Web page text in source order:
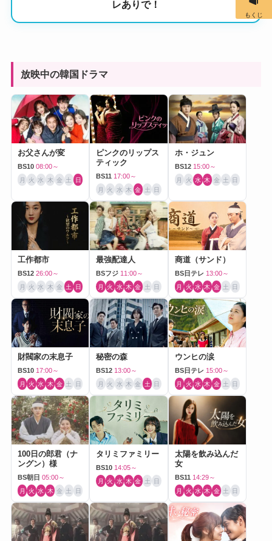
レありで！
放映中の韓国ドラマ
お父さんが変
BS10 08:00～
月 火 水 木 金 土 日
ピンクのリップス
ティック
BS11 17:00～
月 火 水 木 金 土 日
ホ・ジュン
BS12 15:00～
月 火 水 木 金 土 日
工作都市
BS12 26:00～
月 火 水 木 金 土 日
最強配達人
BSフジ 11:00～
月 火 水 木 金 土 日
商道（サンド）
BS日テレ 13:00～
月 火 水 木 金 土 日
財閥家の末息子
BS10 17:00～
月 火 水 木 金 土 日
秘密の森
BS12 13:00～
月 火 水 木 金 土 日
ウンヒの涙
BS日テレ 15:00～
月 火 水 木 金 土 日
100日の郎君（ナ
ングン）様
BS朝日 05:00～
月 火 水 木 金 土 日
タリミファミリー
BS10 14:05～
月 火 水 木 金 土 日
太陽を飲み込んだ
女
BS11 14:29～
月 火 水 木 金 土 日
もくじ